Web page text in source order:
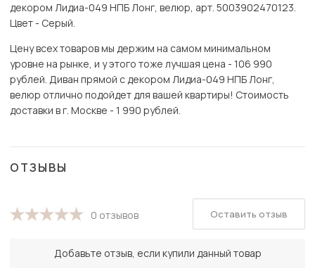
декором Лидиа-049 НПБ Лонг, велюр, арт. 5003902470123.
Цвет - Серый.
Цену всех товаров мы держим на самом минимальном
уровне на рынке, и у этого тоже лучшая цена - 106 990
рублей. Диван прямой с декором Лидиа-049 НПБ Лонг,
велюр отлично подойдет для вашей квартиры! Стоимость
доставки в г. Москве - 1 990 рублей.
ОТЗЫВЫ
0 отзывов
Добавьте отзыв, если купили данный товар
Оставить отзыв